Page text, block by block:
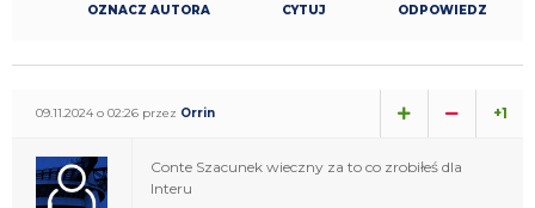
OZNACZ AUTORA CYTUJ ODPOWIEDZ
09.11.2024 o 02:26 przez Orrin +1
Conte Szacunek wieczny za to co zrobiłeś dla
Interu